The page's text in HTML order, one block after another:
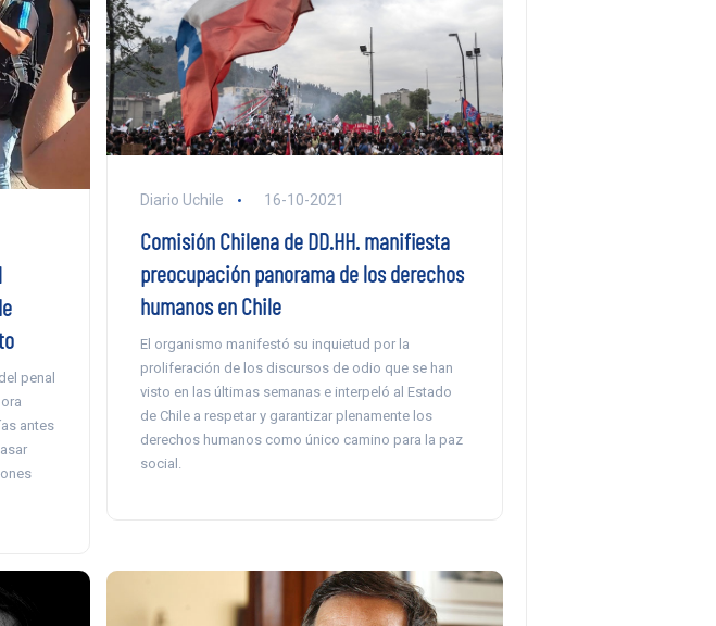
penal
antes
Diario Uchile 16-10-2021
Comisión Chilena de DD.HH. manifiesta
preocupación panorama de los derechos
humanos en Chile
El organismo manifestó su inquietud por la
proliferación de los discursos de odio que se han
visto en las últimas semanas e interpeló al Estado
de Chile a respetar y garantizar plenamente los
derechos humanos como único camino para la paz
social.